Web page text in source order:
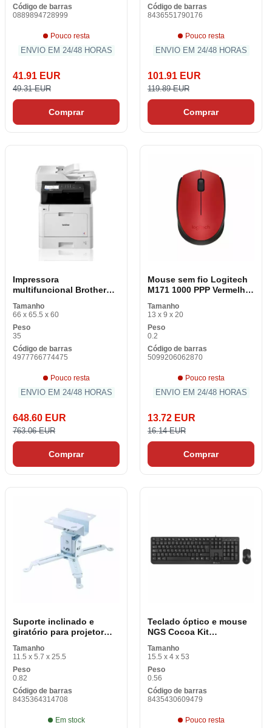
Código de barras
0889894728999
Pouco resta
ENVIO EM 24/48 HORAS
41.91 EUR
49.31 EUR
Comprar
Código de barras
8436551790176
Pouco resta
ENVIO EM 24/48 HORAS
101.91 EUR
119.89 EUR
Comprar
Impressora
multifuncional Brother
ppm 256 MB Ethernet
Tamanho
66 x 65.5 x 60
Peso
35
Código de barras
4977766774475
Pouco resta
ENVIO EM 24/48 HORAS
648.60 EUR
763.06 EUR
Comprar
Mouse sem fio Logitech
M171 1000 PPP Vermelho
Tamanho
13 x 9 x 20
Peso
0.2
Código de barras
5099206062870
Pouco resta
ENVIO EM 24/48 HORAS
13.72 EUR
16.14 EUR
Comprar
Suporte inclinado e
giratório para projetor
-22,5 - 22,5 ° -15 - 15 °
Tamanho
11.5 x 5.7 x 25.5
Peso
0.82
Código de barras
8435364314708
Em stock
Teclado óptico e mouse
NGS Cocoa Kit
Tamanho
15.5 x 4 x 53
Peso
0.56
Código de barras
8435430609479
Pouco resta